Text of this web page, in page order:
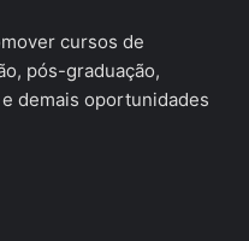
cursos de
pós-graduação,
demais oportunidades